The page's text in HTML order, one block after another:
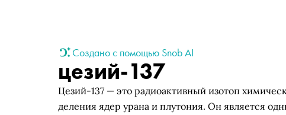
Создано с помощью Snob AI
цезий-137
Цезий-137 — это радиоактивный изотоп
деления ядер урана и плутония. Он является